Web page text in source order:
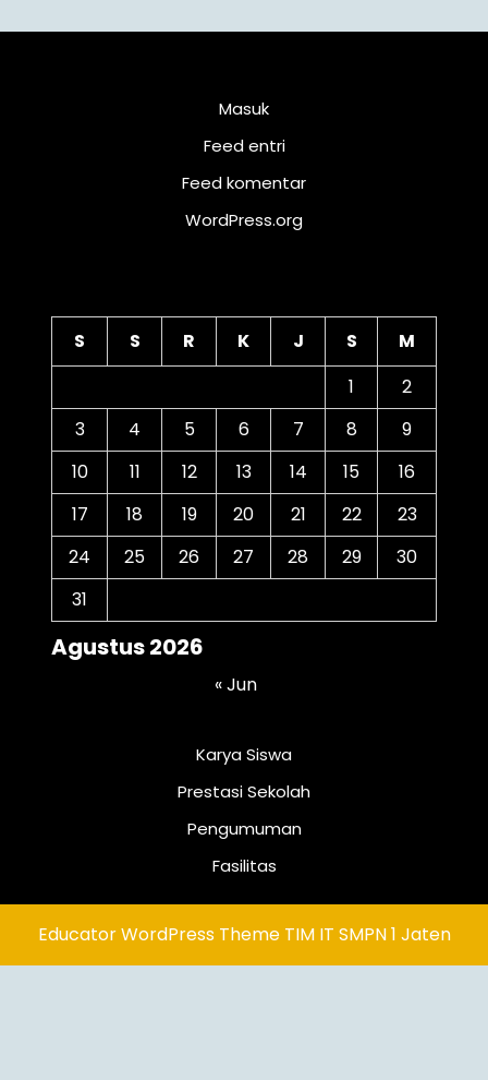
Masuk
Feed entri
Feed komentar
WordPress.org
Agustus 2026
S S R K J S
M
1
2
3
4 5 6 7 8
9
10
11 12 13 14 15
16
17
18 19 20 21 22
23
24
25 26 27 28 29
30
31
« Jun
Karya Siswa
Prestasi Sekolah
Pengumuman
Fasilitas
Educator WordPress ThemeTIM IT SMPN 1 Jaten